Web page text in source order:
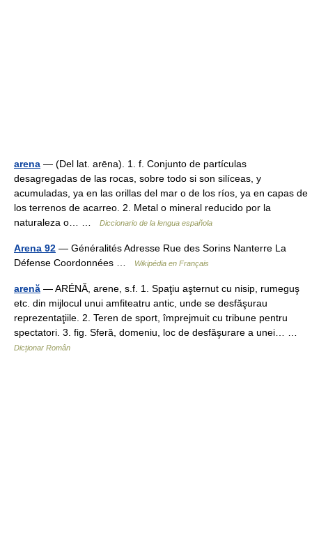
arena — (Del lat. arēna). 1. f. Conjunto de partículas
desagregadas de las rocas, sobre todo si son silíceas, y
acumuladas, ya en las orillas del mar o de los ríos, ya en capas de
los terrenos de acarreo. 2. Metal o mineral reducido por la
naturaleza o… …
Diccionario de la lengua española
Arena 92 — Généralités Adresse Rue des Sorins Nanterre La
Défense Coordonnées …
Wikipédia en Français
arenă — ARÉNĂ, arene, s.f. 1. Spaţiu aşternut cu nisip, rumeguş
etc. din mijlocul unui amfiteatru antic, unde se desfăşurau
reprezentaţiile. 2. Teren de sport, împrejmuit cu tribune pentru
spectatori. 3. fig. Sferă, domeniu, loc de desfăşurare a unei… …
Dicționar Român